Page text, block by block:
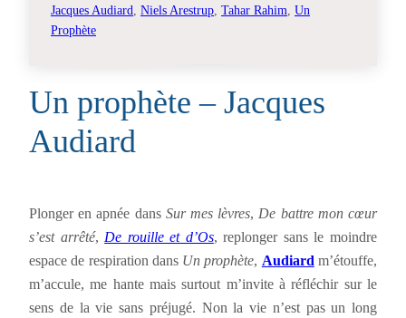
Jacques Audiard Niels Arestrup Tahar Rahim Un
Prophète
Un prophète – Jacques
Audiard
Plonger en apnée dans Sur mes lèvres,De battre mon cœur
s’est arrêté,De rouille et d’Os, replonger sans le moindre
espace de respiration dans Un prophète, Audiardm’étouffe,
m’accule, me hante mais surtout m’invite à réfléchir sur le
sens de la vie sans préjugé. Non la vie n’est pas un long